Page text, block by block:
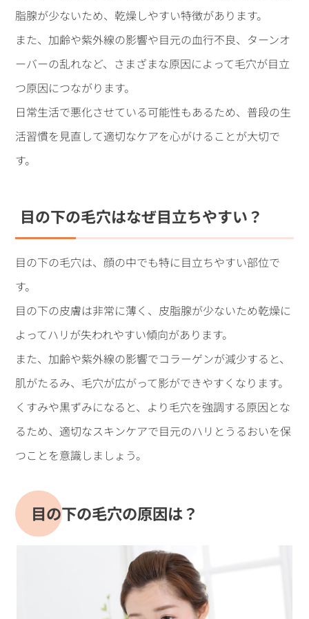
脂腺が少ないため、乾燥しやすい特徴があります。
また、加齢や紫外線の影響や目元の血行不良、ターンオ
ーバーの乱れなど、さまざまな原因によって毛穴が目立
つ原因につながります。
日常生活で悪化させている可能性もあるため、普段の生
活習慣を見直して適切なケアを心がけることが大切で
す。
目の下の毛穴はなぜ目立ちやすい？
目の下の毛穴は、顔の中でも特に目立ちやすい部位で
す。
目の下の皮膚は非常に薄く、皮脂腺が少ないため乾燥に
よってハリが失われやすい傾向があります。
また、加齢や紫外線の影響でコラーゲンが減少すると、
肌がたるみ、毛穴が広がって影ができやすくなります。
くすみや黒ずみになると、より毛穴を強調する原因とな
るため、適切なスキンケアで目元のハリとうるおいを保
つことを意識しましょう。
目の下の毛穴の原因は？